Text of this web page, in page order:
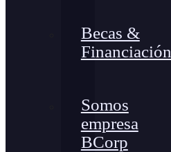
Becas &
Financiación
Somos
empresa
BCorp